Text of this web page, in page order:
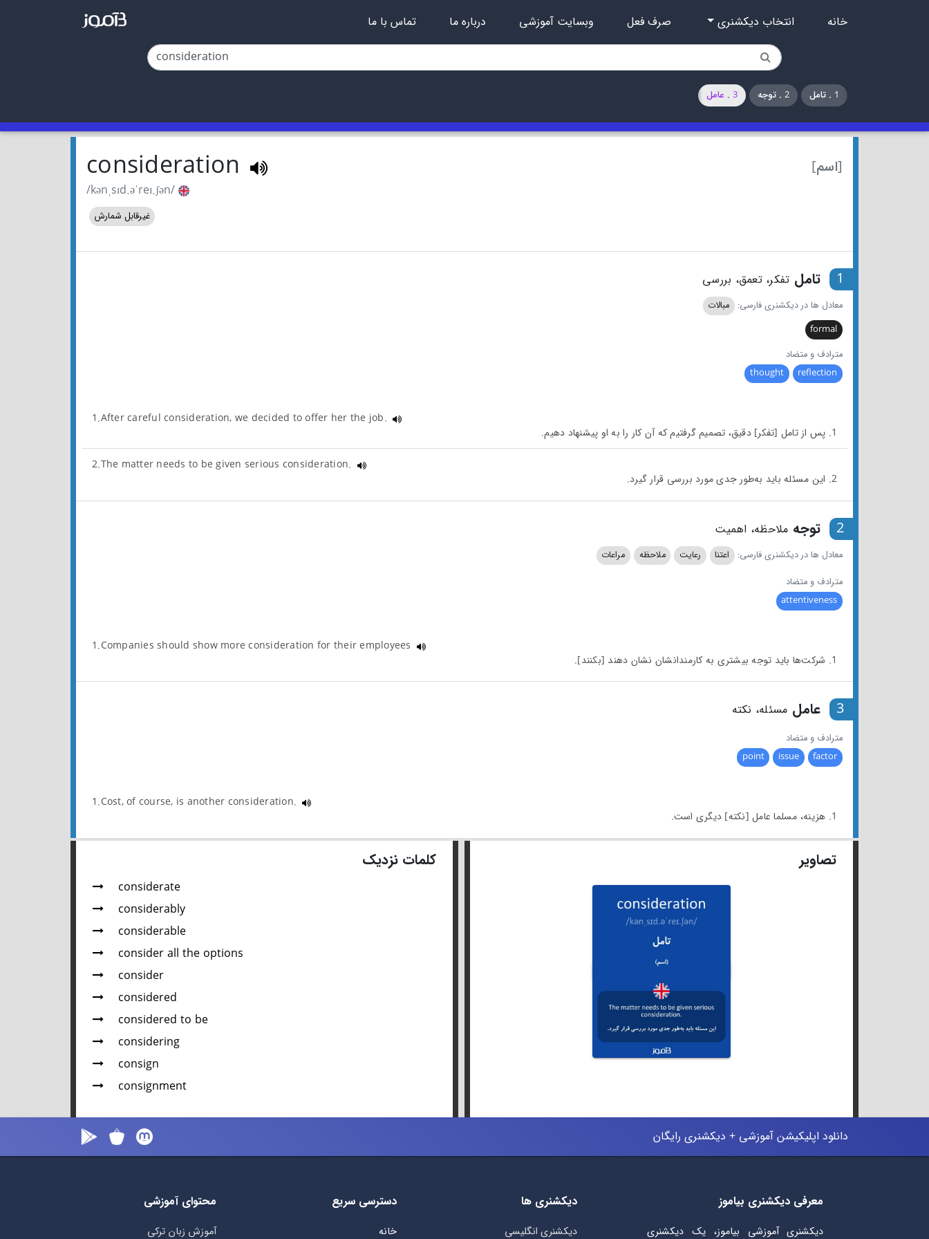
خانه انتخاب دیکشنری صرف فعل وبسایت آموزشی درباره ما تماس با ما
1 . تامل 2 . توجه 3 . عامل
[اسم] consideration
/kənˌsɪd.əˈreɪ.ʃən/
غیرقابل شمارش
1 تامل تفکر، تعمق، بررسی
معادل ها در دیکشنری فارسی:
مبالات
formal
مترادف و متضاد
reflection
thought
1.After careful consideration, we decided to offer her the job.
1. پس از تامل [تفکر] دقیق، تصمیم گرفتیم که آن کار را به او پیشنهاد دهیم.
2.The matter needs to be given serious consideration.
2. این مسئله باید به‌طور جدی مورد بررسی قرار گیرد.
2 توجه ملاحظه، اهمیت
معادل ها در دیکشنری فارسی: اعتنا رعایت ملاحظه
مراعات
مترادف و متضاد
attentiveness
1.Companies should show more consideration for their employees
1. شرکت‌ها باید توجه بیشتری به کارمندانشان نشان دهند [بکنند].
3 عامل مسئله، نکته
مترادف و متضاد
factor
issue
point
1.Cost, of course, is another consideration.
1. هزینه، مسلما عامل [نکته] دیگری است.
تصاویر کلمات نزدیک
considerate
considerably
considerable
consider all the options
consider
considered
considered to be
considering
consign
consignment
دانلود اپلیکیشن آموزشی + دیکشنری رایگان
معرفی دیکشنری بیاموز
دیکشنری آموزشی بیاموز، یک دیکشنری
دیکشنری ها
دیکشنری انگلیسی
دسترسی سریع
خانه
محتوای آموزشی
آموزش زبان ترکی